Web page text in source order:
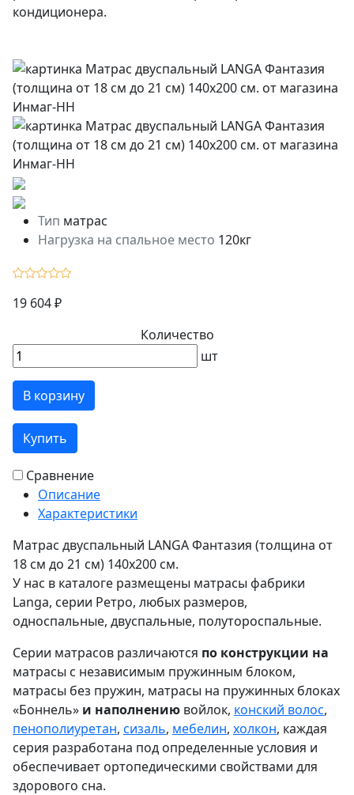
кондиционера.
Тип матрас
Нагрузка на спальное место 120кг
19 604 ₽
Количество
шт
В корзину
Купить
Сравнение
Описание
Характеристики
Матрас двуспальный LANGA Фантазия (толщина от
18 см до 21 см) 140х200 см.
У нас в каталоге размещены матрасы фабрики
Langa, серии Ретро, любых размеров,
односпальные, двуспальные, полутороспальные.
Серии матрасов различаются по конструкции на
матрасы с независимым пружинным блоком,
матрасы без пружин, матрасы на пружинных блоках
«Боннель» и наполнению войлок, конский волос,
пенополиуретан, сизаль, мебелин, холкон, каждая
серия разработана под определенные условия и
обеспечивает ортопедическими свойствами для
здорового сна.